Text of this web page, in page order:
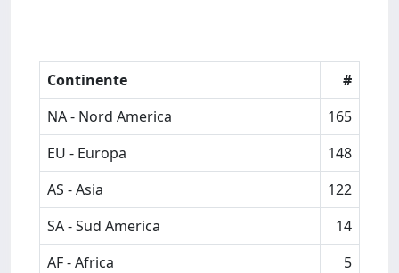
Continente
#
NA - Nord America
165
EU - Europa
148
AS - Asia
122
SA - Sud America
14
AF - Africa
5